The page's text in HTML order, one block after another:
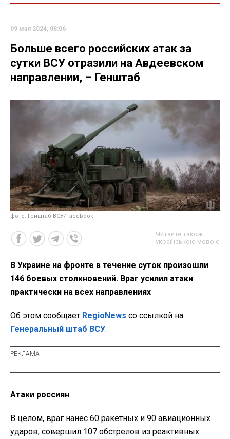
09 мая 2024, 08:06
Больше всего российских атак за
сутки ВСУ отразили на Авдеевском
направлении, – Генштаб
фото: Генштаб ВСУ/Facebook
Читайте також
українською мовою
В Украине на фронте в течение суток произошли
146 боевых столкновений. Враг усилил атаки
практически на всех направлениях
Об этом сообщает RegioNews со ссылкой на
Генеральный штаб ВСУ.
Атаки россиян
В целом, враг нанес 60 ракетных и 90 авиационных
ударов, совершил 107 обстрелов из реактивных